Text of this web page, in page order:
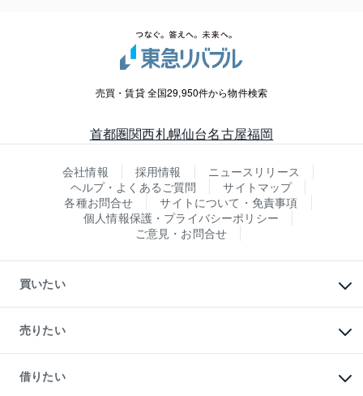
売買・賃貸 全国29,950件から物件検索
首都圏関西札幌仙台名古屋福岡
会社情報 採用情報
ニュースリリース
ヘルプ・よくあるご質問
サイトマップ
各種お問合せ
サイトについて・免責事項
個人情報保護・プライバシーポリシー
ご意見・お問合せ
買いたい
新築・分譲マンションの購入
中古マンションの購入
一戸建ての購入
中古一戸建ての購入
売りたい
一戸建ての売却・査定
土地の売却・査定
借りたい